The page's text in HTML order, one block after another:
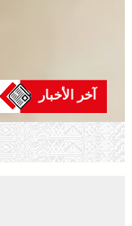
آخر الأخبار